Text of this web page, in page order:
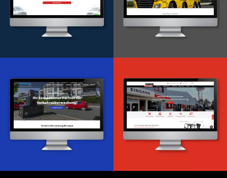
WordPress Entwicklung
Webdesign & -entwicklung